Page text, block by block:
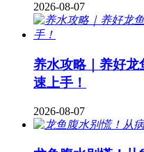
2026-08-07
养水攻略｜养好龙
速上手！
2026-08-07